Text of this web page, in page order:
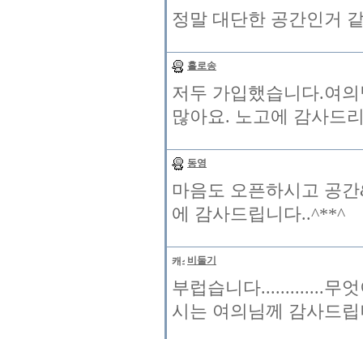
정말 대단한 공간인거
홀로송
저두 가입했습니다.여
많아요. 노고에 감사드
동영
마음도 오픈하시고 공
에 감사드립니다..^**^
비둘기
부럽습니다.............무
시는 여의님께 감사드